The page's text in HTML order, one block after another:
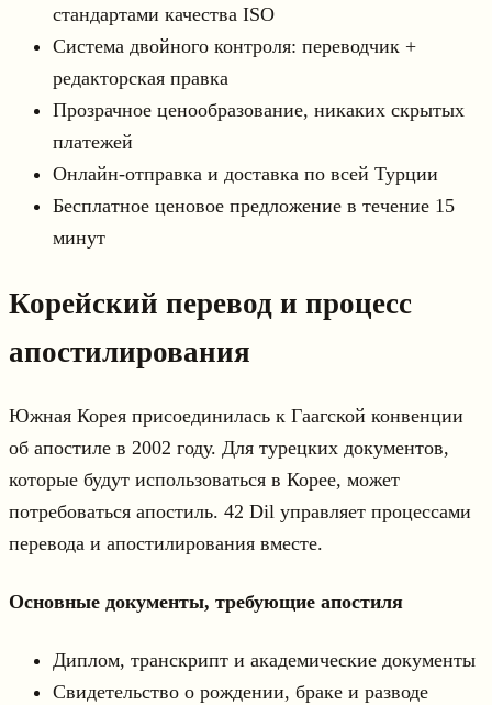
стандартами качества ISO
Система двойного контроля: переводчик +
редакторская правка
Прозрачное ценообразование, никаких скрытых
платежей
Онлайн-отправка и доставка по всей Турции
Бесплатное ценовое предложение в течение 15
минут
Корейский перевод и процесс
апостилирования
Южная Корея присоединилась к Гаагской конвенции
об апостиле в 2002 году. Для турецких документов,
которые будут использоваться в Корее, может
потребоваться апостиль. 42 Dil управляет процессами
перевода и апостилирования вместе.
Основные документы, требующие апостиля
Диплом, транскрипт и академические документы
Свидетельство о рождении, браке и разводе